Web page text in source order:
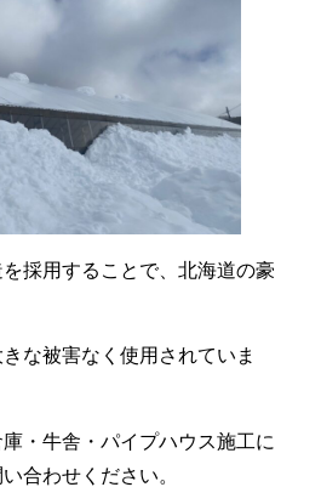
採用することで、北海道の豪
な被害なく使用されていま
・牛舎・パイプハウス施工に
合わせください。